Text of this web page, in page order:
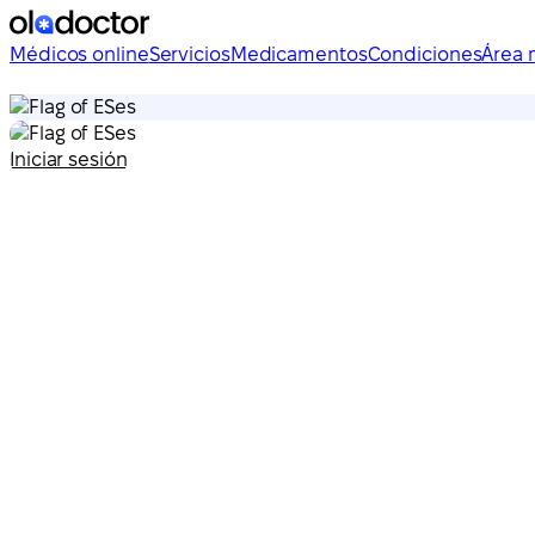
Médicos onlineServiciosMedicamentosCondicionesÁrea
es
es
Iniciar sesión